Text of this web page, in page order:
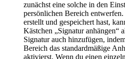
zunächst eine solche in den
persönlichen Bereich
erstellt und gespeichert hast,
Kästchen „Signatur anhängen“
Signatur auch hinzufügen,
Bereich das standardmäßige
aktivierst. Wenn du einen